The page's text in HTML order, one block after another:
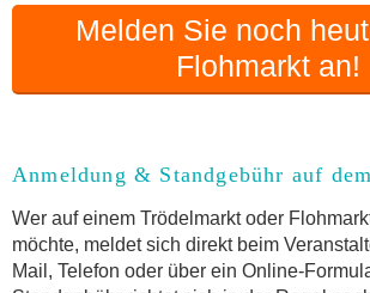
Flohmarkt-Termin melden
Melden Sie noch
Flohmarkt an!
Anmeldung & Standgebühr auf
Wer auf einem Trödelmarkt oder
möchte, meldet sich direkt beim
Mail, Telefon oder über ein Online-